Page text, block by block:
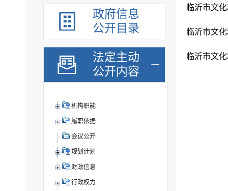
政府信息
公开目录
法定主动
公开内容
机构职能
履职依据
会议公开
规划计划
财政信息
行政权力
临沂市文
临沂市文
临沂市文